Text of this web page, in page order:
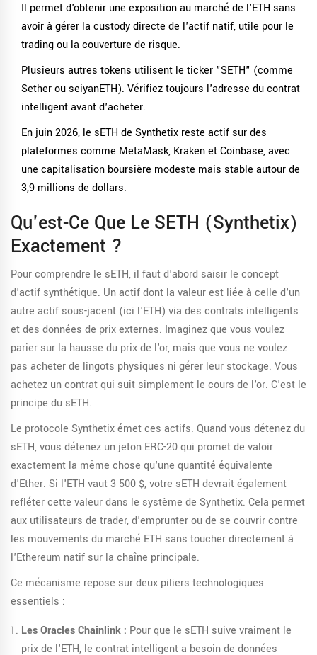
Il permet d'obtenir une exposition au marché de l'ETH sans
avoir à gérer la custody directe de l'actif natif, utile pour le
trading ou la couverture de risque.
Plusieurs autres tokens utilisent le ticker "SETH" (comme
Sether ou seiyanETH). Vérifiez toujours l'adresse du contrat
intelligent avant d'acheter.
En juin 2026, le sETH de Synthetix reste actif sur des
plateformes comme MetaMask, Kraken et Coinbase, avec
une capitalisation boursière modeste mais stable autour de
3,9 millions de dollars.
Qu'est-Ce Que Le SETH (Synthetix)
Exactement ?
Pour comprendre le sETH, il faut d'abord saisir le concept
d'actif synthétique. Unactif dont la valeur est liée à celle d'un
autre actif sous-jacent (ici l'ETH) via des contrats intelligents
et des données de prix externes. Imaginez que vous voulez
parier sur la hausse du prix de l'or, mais que vous ne voulez
pas acheter de lingots physiques ni gérer leur stockage. Vous
achetez un contrat qui suit simplement le cours de l'or. C'est le
principe du sETH.
Le protocole Synthetixémet ces actifs. Quand vous détenez du
sETH, vous détenez un jeton ERC-20 qui promet de valoir
exactement la même chose qu'une quantité équivalente
d'Ether. Si l'ETH vaut 3 500 $, votre sETH devrait également
refléter cette valeur dans le système de Synthetix. Cela permet
aux utilisateurs de trader, d'emprunter ou de se couvrir contre
les mouvements du marché ETH sans toucher directement à
l'Ethereum natif sur la chaîne principale.
Ce mécanisme repose sur deux piliers technologiques
essentiels :
Les Oracles Chainlink : Pour que le sETH suive vraiment le
prix de l'ETH, le contrat intelligent a besoin de données